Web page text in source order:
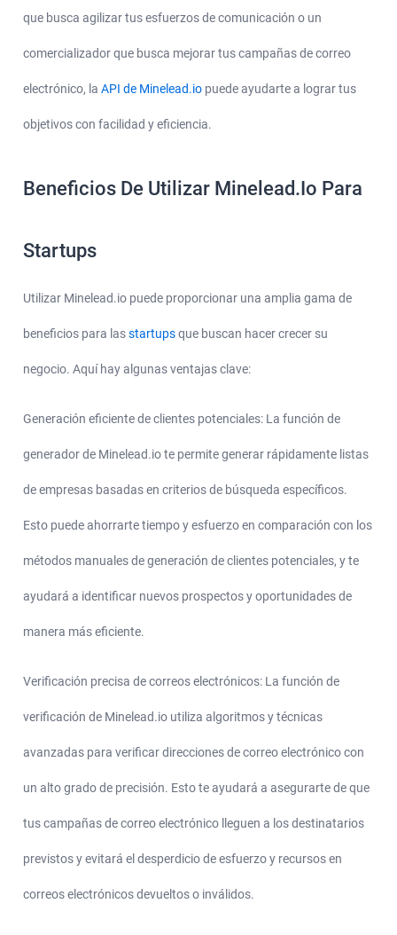
que busca agilizar tus esfuerzos de comunicación o un
comercializador que busca mejorar tus campañas de correo
electrónico, laAPI de Minelead.io puede ayudarte a lograr tus
objetivos con facilidad y eficiencia.
Beneficios De Utilizar Minelead.Io Para
Startups
Utilizar Minelead.io puede proporcionar una amplia gama de
beneficios para lasstartupsque buscan hacer crecer su
negocio. Aquí hay algunas ventajas clave:
Generación eficiente de clientes potenciales: La función de
generador de Minelead.io te permite generar rápidamente listas
de empresas basadas en criterios de búsqueda específicos.
Esto puede ahorrarte tiempo y esfuerzo en comparación con los
métodos manuales de generación de clientes potenciales, y te
ayudará a identificar nuevos prospectos y oportunidades de
manera más eficiente.
Verificación precisa de correos electrónicos: La función de
verificación de Minelead.io utiliza algoritmos y técnicas
avanzadas para verificar direcciones de correo electrónico con
un alto grado de precisión. Esto te ayudará a asegurarte de que
tus campañas de correo electrónico lleguen a los destinatarios
previstos y evitará el desperdicio de esfuerzo y recursos en
correos electrónicos devueltos o inválidos.